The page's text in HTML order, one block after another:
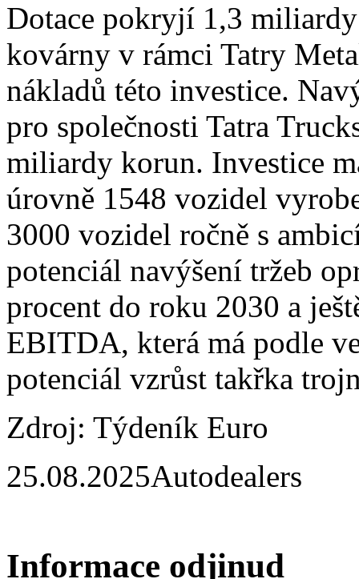
Dotace pokryjí 1,3
kovárny v rámci Tatry
nákladů této investice.
pro společnosti Tatra
miliardy korun. Investice
úrovně 1548 vozidel
3000 vozidel ročně s
potenciál navýšení tržeb
procent do roku 2030 a
EBITDA, která má podle
potenciál vzrůst takřka
Zdroj: Týdeník Euro
25.08.2025Autodealers
Informace odjinud